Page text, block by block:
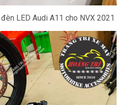
LED Audi A11 cho NVX 2021